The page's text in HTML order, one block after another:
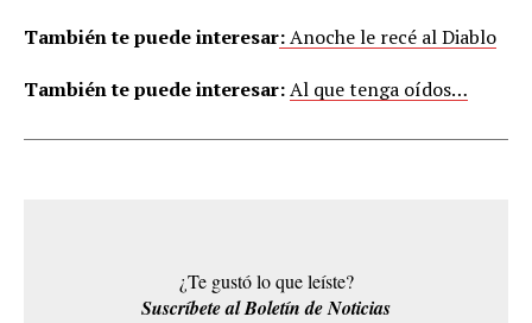
También te puede interesar:Anoche le recé al Diablo
También te puede interesar:Al que tenga oídos…
¿Te gustó lo que leíste?
Suscríbete al Boletín de Noticias